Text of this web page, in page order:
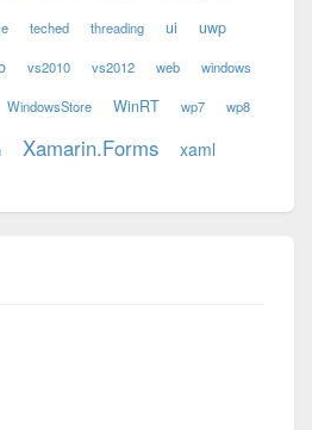
teched threading ui uwp
vs2010 vs2012 web windows
WindowsStore WinRT wp7 wp8
Xamarin.Forms xaml